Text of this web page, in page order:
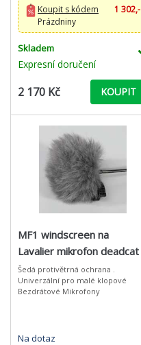
snadnéKoupit s kódem
1 302,-
Prázdniny
Skladem
Expresní doručení
2 170 Kč KOUPIT
MF1 windscreen na
Lavalier mikrofon deadcat
Šedá protivětrná ochrana .
Univerzální pro malé klopové
Bezdrátové Mikrofony
Na dotaz